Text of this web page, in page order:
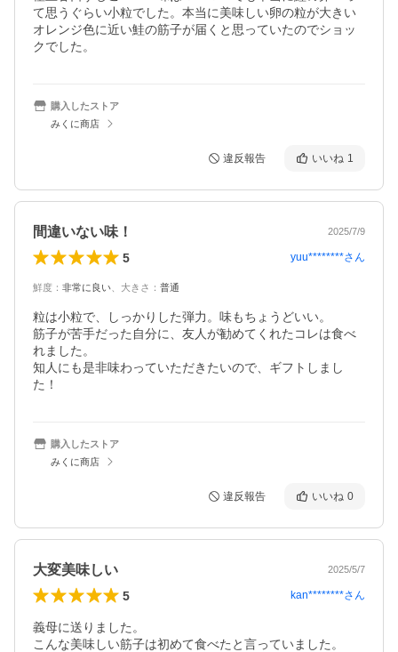
て思うぐらい小粒でした。本当に美味しい卵の粒が大きい
オレンジ色に近い鮭の筋子が届くと思っていたのでショッ
クでした。
購入したストア
みくに商店
違反報告 いいね 1
間違いない味！ 2025/7/9
5 yuu********さん
鮮度 ： 非常に良い 大きさ ： 普通
粒は小粒で、しっかりした弾力。味もちょうどいい。
筋子が苦手だった自分に、友人が勧めてくれたコレは食べ
れました。
知人にも是非味わっていただきたいので、ギフトしまし
た！
購入したストア
みくに商店
違反報告 いいね 0
大変美味しい 2025/5/7
5 kan********さん
義母に送りました。
こんな美味しい筋子は初めて食べたと言っていました。